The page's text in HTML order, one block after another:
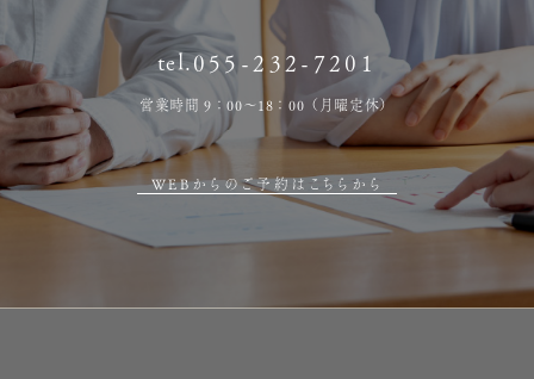
tel.055-232-7201
営業時間 9：00～18：00（月曜定休）
WEBからのご予約はこちらから